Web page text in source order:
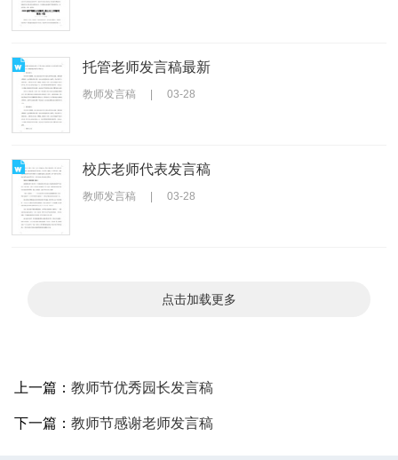
托管老师发言稿最新
教师发言稿 03-28
校庆老师代表发言稿
教师发言稿 03-28
点击加载更多
上一篇： 教师节优秀园长发言稿
下一篇： 教师节感谢老师发言稿